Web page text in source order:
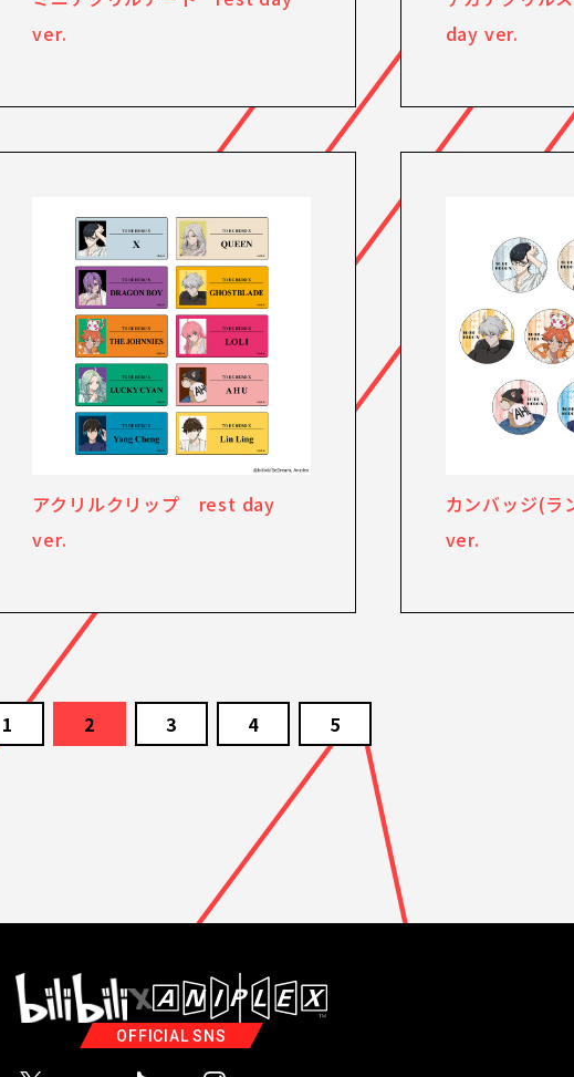
ver.
day ver.
アクリルクリップ rest day
ver.
カンバッジ(
ver.
1 2 3 4 5
OFFICIAL SNS